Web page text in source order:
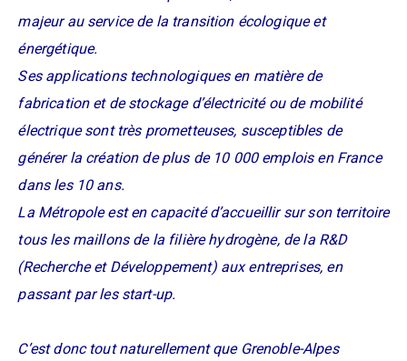
majeur au service de la transition écologique et
énergétique.
Ses applications technologiques en matière de
fabrication et de stockage d’électricité ou de mobilité
électrique sont très prometteuses, susceptibles de
générer la création de plus de 10 000 emplois en France
dans les 10 ans.
La Métropole est en capacité d’accueillir sur son territoire
tous les maillons de la filière hydrogène, de la R&D
(Recherche et Développement) aux entreprises, en
passant par les start-up.
C’est donc tout naturellement que Grenoble-Alpes